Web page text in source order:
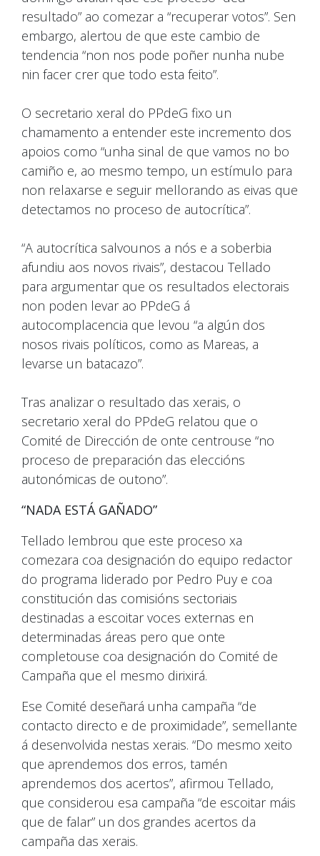
resultado” ao comezar a “recuperar votos”. Sen
embargo, alertou de que este cambio de
tendencia “non nos pode poñer nunha nube
nin facer crer que todo esta feito”.
O secretario xeral do PPdeG fixo un
chamamento a entender este incremento dos
apoios como “unha sinal de que vamos no bo
camiño e, ao mesmo tempo, un estímulo para
non relaxarse e seguir mellorando as eivas que
detectamos no proceso de autocrítica”.
“A autocrítica salvounos a nós e a soberbia
afundiu aos novos rivais”, destacou Tellado
para argumentar que os resultados electorais
non poden levar ao PPdeG á
autocomplacencia que levou “a algún dos
nosos rivais políticos, como as Mareas, a
levarse un batacazo”.
Tras analizar o resultado das xerais, o
secretario xeral do PPdeG relatou que o
Comité de Dirección de onte centrouse “no
proceso de preparación das eleccións
autonómicas de outono”.
“NADA ESTÁ GAÑADO”
Tellado lembrou que este proceso xa
comezara coa designación do equipo redactor
do programa liderado por Pedro Puy e coa
constitución das comisións sectoriais
destinadas a escoitar voces externas en
determinadas áreas pero que onte
completouse coa designación do Comité de
Campaña que el mesmo dirixirá.
Ese Comité deseñará unha campaña “de
contacto directo e de proximidade”, semellante
á desenvolvida nestas xerais. “Do mesmo xeito
que aprendemos dos erros, tamén
aprendemos dos acertos”, afirmou Tellado,
que considerou esa campaña “de escoitar máis
que de falar” un dos grandes acertos da
campaña das xerais.